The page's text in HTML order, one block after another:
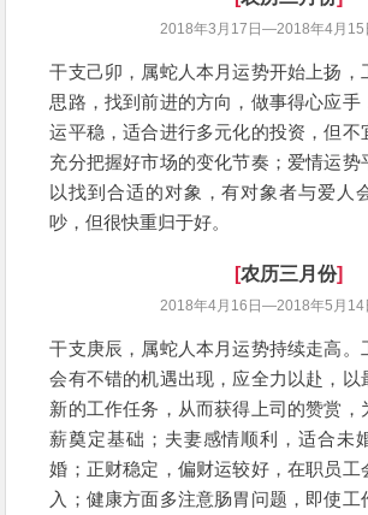
2018年3月17日—2018年4月15
干支己卯，属蛇人本月运势开始上扬，
思路，找到前进的方向，做事得心应手
运平稳，适合进行多元化的投资，但不
充分把握好市场的变化节奏；爱情运势
以找到合适的对象，有对象者与爱人
吵，但很快重归于好。
[农历三月份]
2018年4月16日—2018年5月14
干支庚辰，属蛇人本月运势持续走高。
会有不错的机遇出现，应全力以赴，以
新的工作任务，从而获得上司的赞赏，
薪奠定基础；夫妻感情顺利，适合未
婚；正财稳定，偏财运较好，在职员工
入；健康方面多注意肠胃问题，即使工